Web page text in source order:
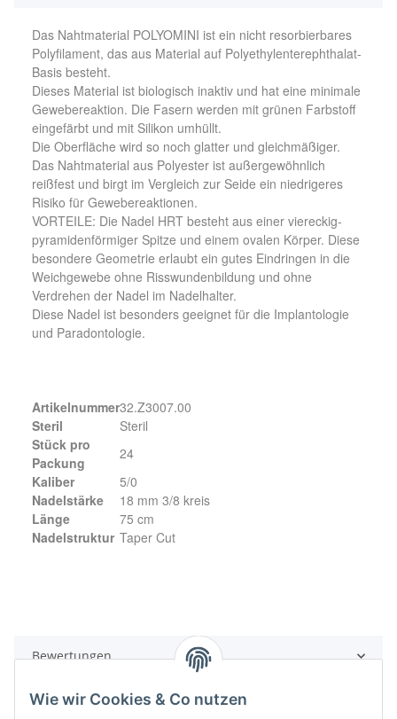
Das Nahtmaterial POLYOMINI ist ein nicht resorbierbares
Polyfilament, das aus Material auf Polyethylenterephthalat-
Basis besteht.
Dieses Material ist biologisch inaktiv und hat eine minimale
Gewebereaktion. Die Fasern werden mit grünen Farbstoff
eingefärbt und mit Silikon umhüllt.
Die Oberfläche wird so noch glatter und gleichmäßiger.
Das Nahtmaterial aus Polyester ist außergewöhnlich
reißfest und birgt im Vergleich zur Seide ein niedrigeres
Risiko für Gewebereaktionen.
VORTEILE: Die Nadel HRT besteht aus einer viereckig-
pyramidenförmiger Spitze und einem ovalen Körper. Diese
besondere Geometrie erlaubt ein gutes Eindringen in die
Weichgewebe ohne Risswundenbildung und ohne
Verdrehen der Nadel im Nadelhalter.
Diese Nadel ist besonders geeignet für die Implantologie
und Paradontologie.
Artikelnummer32.Z3007.00
Steril
Steril
Stück pro
Packung
24
Kaliber
5/0
Nadelstärke
18 mm 3/8 kreis
Länge
75 cm
Nadelstruktur Taper Cut
Bewertungen
Wie wir Cookies & Co nutzen